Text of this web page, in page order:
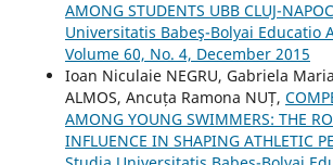
AMONG STUDENTS UBB CLUJ-
Universitatis Babeş-Bolyai Educatio
Volume 60, No. 4, December 2015
Ioan Niculaie NEGRU, Gabriela
ALMOS, Ancuța Ramona NUȚ,
AMONG YOUNG SWIMMERS: THE
INFLUENCE IN SHAPING ATHLETIC